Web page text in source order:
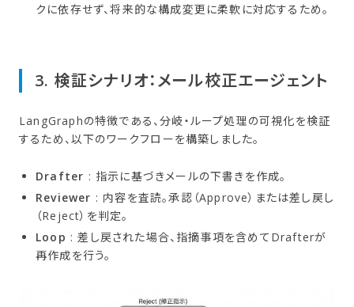
クに依存せず、将来的な構成変更に柔軟に対応するため。
3. 検証シナリオ：メール校正エージェント
LangGraphの特徴である、分岐・ループ処理の可視化を検証
するため、以下のワークフローを構築しました。
Drafter : 指示に基づきメールの下書きを作成。
Reviewer : 内容を査読。承認（Approve）または差し戻し
（Reject）を判定。
Loop : 差し戻された場合、指摘事項を含めてDrafterが
再作成を行う。